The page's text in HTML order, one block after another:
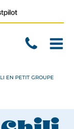
EN PETIT GROUPE